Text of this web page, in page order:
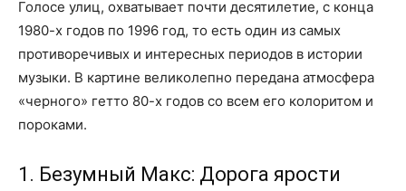
Голосе улиц, охватывает почти десятилетие, с конца
1980-х годов по 1996 год, то есть один из самых
противоречивых и интересных периодов в истории
музыки. В картине великолепно передана атмосфера
«черного» гетто 80-х годов со всем его колоритом и
пороками.
1. Безумный Макс: Дорога ярости